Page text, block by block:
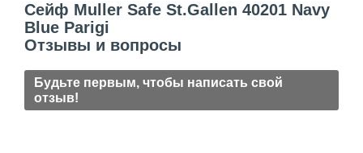
Сейф Muller Safe St.Gallen 40201 Navy
Blue Parigi
Отзывы и вопросы
Будьте первым, чтобы написать свой
отзыв!